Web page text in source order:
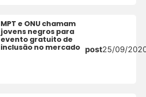
MPT e ONU chamam
jovens negros para
evento gratuito de
inclusão no mercado post25/09/